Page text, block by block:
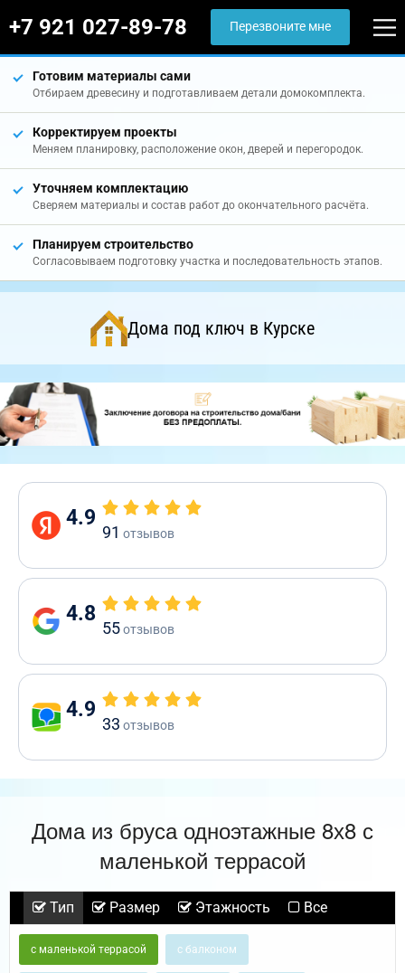
+7 921 027-89-78 Перезвоните мне
Готовим материалы сами
Отбираем древесину и подготавливаем детали домокомплекта.
Корректируем проекты
Меняем планировку, расположение окон, дверей и перегородок.
Уточняем комплектацию
Сверяем материалы и состав работ до окончательного расчёта.
Планируем строительство
Согласовываем подготовку участка и последовательность этапов.
Дома под ключ в Курске
4.9
91 отзывов
4.8
55отзывов
4.9
33 отзывов
Дома из бруса одноэтажные 8х8 с
маленькой террасой
Тип Размер Этажность Все
с маленькой террасой с балконом